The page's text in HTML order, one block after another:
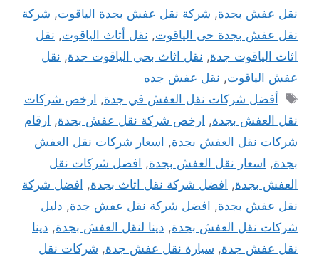
نقل عفش بجدة, شركة نقل عفش بجدة الياقوت, شركة
نقل عفش بجدة حى الياقوت, نقل أثاث الياقوت, نقل
اثاث الياقوت جدة, نقل اثاث بحي الياقوت جدة, نقل
عفش الياقوت, نقل عفش جده
الوسوم
أفضل شركات نقل العفش في جدة, ارخص شركات
نقل العفش بجدة, ارخص شركة نقل عفش بجدة, ارقام
شركات نقل العفش بجدة, اسعار شركات نقل العفش
بجدة, اسعار نقل العفش بجدة, افضل شركات نقل
العفش بجدة, افضل شركة نقل اثاث بجدة, افضل شركة
نقل عفش بجدة, افضل شركة نقل عفش جدة, دليل
شركات نقل العفش بجدة, دينا لنقل العفش بجدة, دينا
نقل عفش جدة, سيارة نقل عفش جدة, شركات نقل